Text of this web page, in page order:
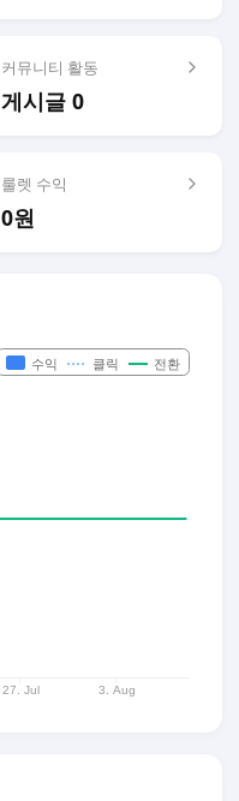
커뮤니티 활동
게시글 0
룰렛 수익
0원